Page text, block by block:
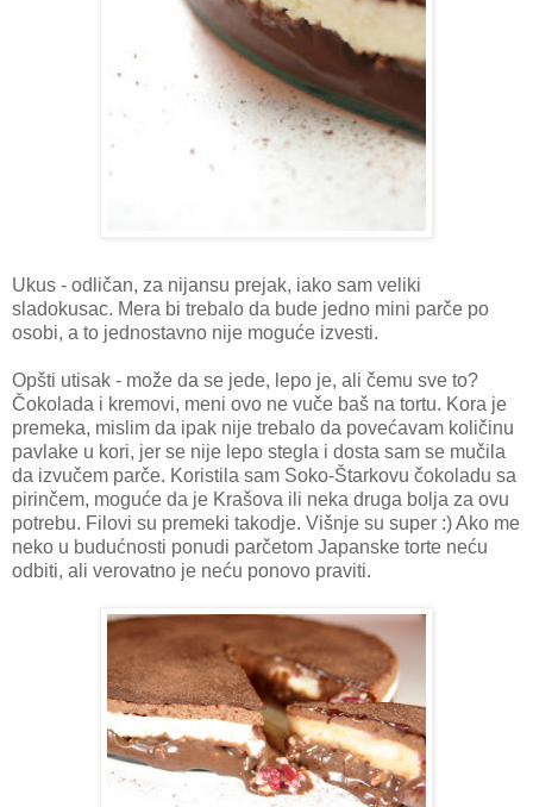
Ukus - odličan, za nijansu prejak, iako sam veliki
sladokusac. Mera bi trebalo da bude jedno mini parče po
osobi, a to jednostavno nije moguće izvesti.
Opšti utisak - može da se jede, lepo je, ali čemu sve to?
Čokolada i kremovi, meni ovo ne vuče baš na tortu. Kora je
premeka, mislim da ipak nije trebalo da povećavam količinu
pavlake u kori, jer se nije lepo stegla i dosta sam se mučila
da izvučem parče. Koristila sam Soko-Štarkovu čokoladu sa
pirinčem, moguće da je Krašova ili neka druga bolja za ovu
potrebu. Filovi su premeki takodje. Višnje su super :) Ako me
neko u budućnosti ponudi parčetom Japanske torte neću
odbiti, ali verovatno je neću ponovo praviti.